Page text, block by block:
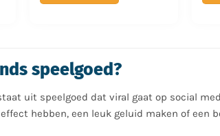
speelgoed?
uit speelgoed dat viral gaat op social
hebben, een leuk geluid maken of een